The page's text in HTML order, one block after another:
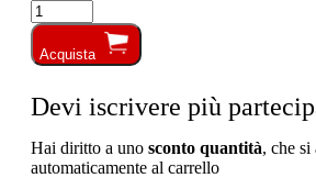
Acquista
Devi iscrivere più
Hai diritto a uno sconto quantità, che si
automaticamente al carrello